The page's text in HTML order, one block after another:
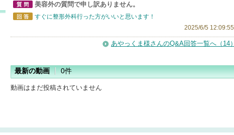
質問
美容外の質問で申し訳ありません。
すぐに整形外科行った方がいいと思います！
2025/6/5 12:09:55
あやっくま様さんのQ&A回答一覧へ（14）
最新の動画 0件
動画はまだ投稿されていません